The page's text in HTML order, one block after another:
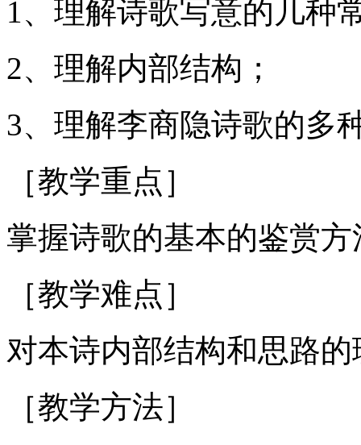
1、理解诗歌写意的几种
2、理解内部结构；
3、理解李商隐诗歌的多
［教学重点］
掌握诗歌的基本的鉴赏
［教学难点］
对本诗内部结构和思路的
［教学方法］